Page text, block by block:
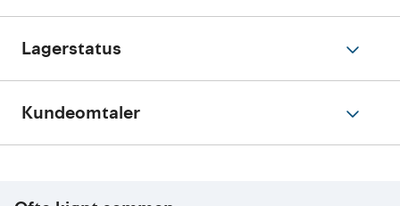
Lagerstatus
Kundeomtaler